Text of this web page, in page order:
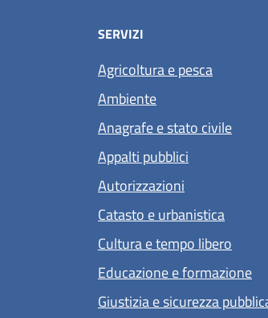
SERVIZI
Agricoltura e pesca
Ambiente
Anagrafe e stato civile
Appalti pubblici
Autorizzazioni
Catasto e urbanistica
Cultura e tempo libero
Educazione e formazione
Giustizia e sicurezza